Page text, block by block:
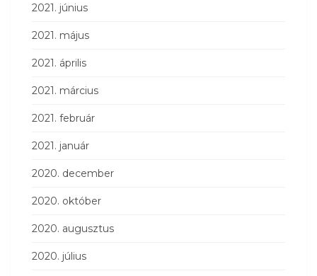
2021. június
2021. május
2021. április
2021. március
2021. február
2021. január
2020. december
2020. október
2020. augusztus
2020. július